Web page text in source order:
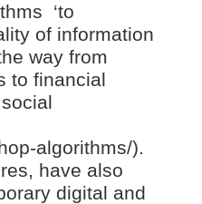
‘to
of information
way from
to financial
algorithms/).
have also
digital and